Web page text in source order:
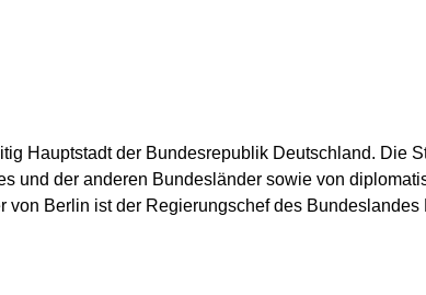
Hauptstadt der Bundesrepublik Deutschland. Die
und der anderen Bundesländer sowie von
von Berlin ist der Regierungschef des